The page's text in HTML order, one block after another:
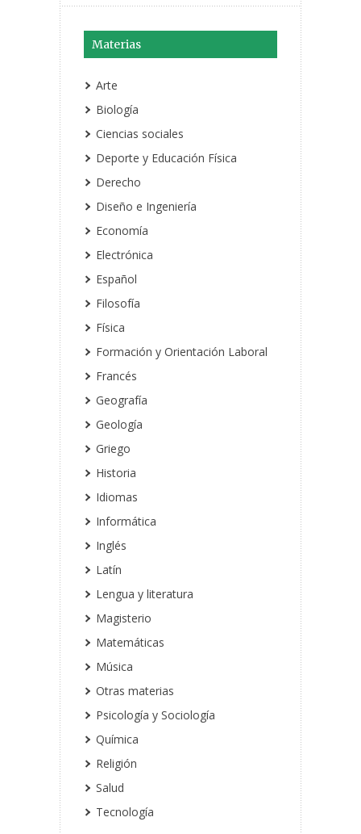
Materias
Arte
Biología
Ciencias sociales
Deporte y Educación Física
Derecho
Diseño e Ingeniería
Economía
Electrónica
Español
Filosofía
Física
Formación y Orientación Laboral
Francés
Geografía
Geología
Griego
Historia
Idiomas
Informática
Inglés
Latín
Lengua y literatura
Magisterio
Matemáticas
Música
Otras materias
Psicología y Sociología
Química
Religión
Salud
Tecnología